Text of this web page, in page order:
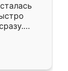
к
даже